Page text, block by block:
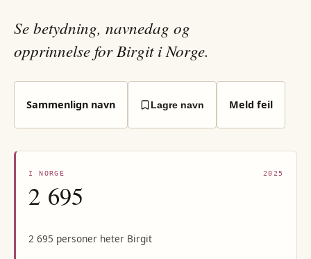
Se betydning, navnedag og
opprinnelse for Birgit i Norge.
Sammenlign navn Lagre navn Meld feil
I NORGE 2025
2 695
2 695 personer heter Birgit